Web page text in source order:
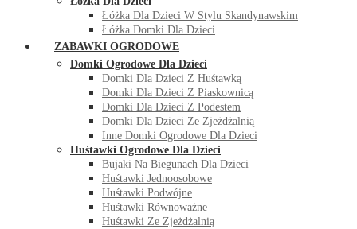
Łóżka Dla Dzieci W Stylu Skandynawskim
Łóżka Domki Dla Dzieci
ZABAWKI OGRODOWE
Domki Ogrodowe Dla Dzieci
Domki Dla Dzieci Z Huśtawką
Domki Dla Dzieci Z Piaskownicą
Domki Dla Dzieci Z Podestem
Domki Dla Dzieci Ze Zjeżdżalnią
Inne Domki Ogrodowe Dla Dzieci
Huśtawki Ogrodowe Dla Dzieci
Bujaki Na Biegunach Dla Dzieci
Huśtawki Jednoosobowe
Huśtawki Podwójne
Huśtawki Równoważne
Huśtawki Ze Zjeżdżalnią